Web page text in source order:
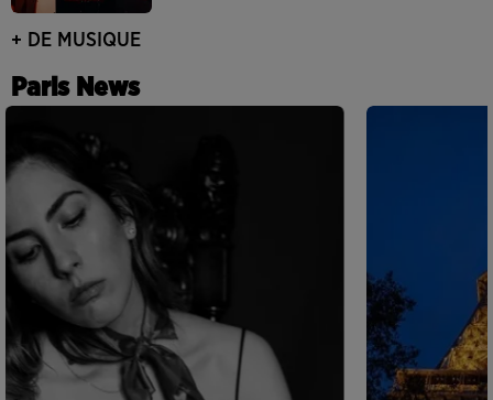
+ DE MUSIQUE
Paris News